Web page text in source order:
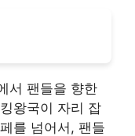
서 팬들을 향한
왕국이 자리 잡
를 넘어서, 팬들